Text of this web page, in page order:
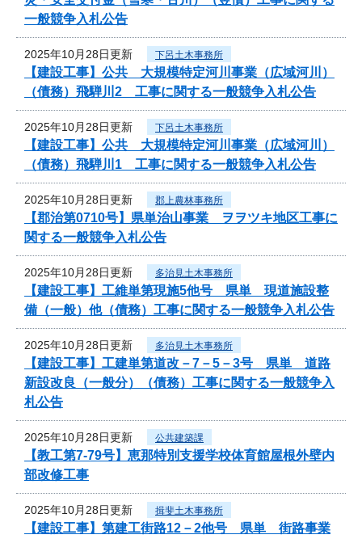
一般競争入札公告
2025年10月28日更新 下呂土木事務所
【建設工事】公共 大規模特定河川事業（広域河川）
（債務）飛騨川2 工事に関する一般競争入札公告
2025年10月28日更新 下呂土木事務所
【建設工事】公共 大規模特定河川事業（広域河川）
（債務）飛騨川1 工事に関する一般競争入札公告
2025年10月28日更新 郡上農林事務所
【郡治第0710号】県単治山事業 ヲヲツキ地区工事に
関する一般競争入札公告
2025年10月28日更新 多治見土木事務所
【建設工事】工維単第現施5他号 県単 現道施設整
備（一般）他（債務）工事に関する一般競争入札公告
2025年10月28日更新 多治見土木事務所
【建設工事】工建単第道改－7－5－3号 県単 道路
新設改良（一般分）（債務）工事に関する一般競争入
札公告
2025年10月28日更新 公共建築課
【教工第7-79号】恵那特別支援学校体育館屋根外壁内
部改修工事
2025年10月28日更新 揖斐土木事務所
【建設工事】第建工街路12－2他号 県単 街路事業